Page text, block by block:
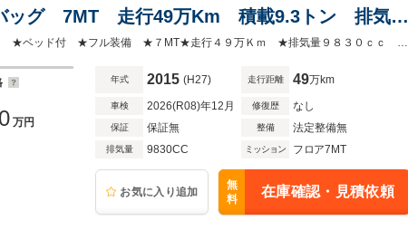
ッグ 7MT 走行49万Km 積載9.3トン 排気量
★2015年式 ★２デフ ★電動コボレーン ★ベッド付 ★フル装備 ★７MT★走行４９万Ｋｍ ★排気量９８３０ｃｃ ★積載９３００ｋｇ ★ディーゼル
万円
年式 2015 (H27) 走行距離 49万km
車検 2026(R08)年12月 修復歴 なし
保証 保証無 整備 法定整備無
排気量 9830CC ミッション フロア7MT
お気に入り追加
無
料
在庫確認・見積依頼